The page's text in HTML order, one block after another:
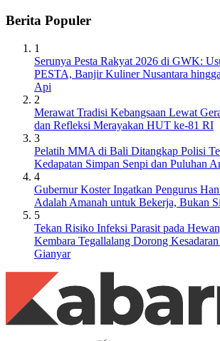
Berita Populer
1
Serunya Pesta Rakyat 2026 di GWK:
PESTA, Banjir Kuliner Nusantara
Api
2
Merawat Tradisi Kebangsaan Lewat
dan Refleksi Merayakan HUT ke-81 RI
3
Pelatih MMA di Bali Ditangkap Polisi
Kedapatan Simpan Senpi dan Puluhan
4
Gubernur Koster Ingatkan Pengurus
Adalah Amanah untuk Bekerja, Bukan
5
Tekan Risiko Infeksi Parasit pada
Kembara Tegallalang Dorong
Gianyar